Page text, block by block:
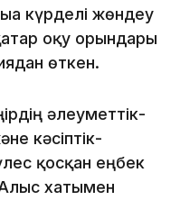
күрделі жөндеу
оқу орындары
өткен.
әлеуметтік-
кәсіптік-
қосқан еңбек
хатымен